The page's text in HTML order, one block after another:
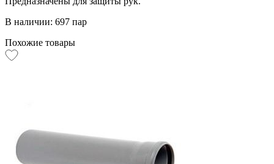
В наличии: 697 пар
Похожие товары